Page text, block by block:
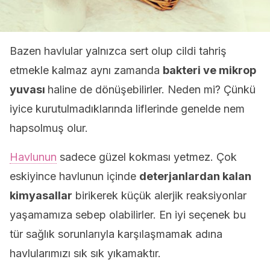
Bazen havlular yalnızca sert olup cildi tahriş
etmekle kalmaz aynı zamanda bakteri ve mikrop
yuvası haline de dönüşebilirler. Neden mi? Çünkü
iyice kurutulmadıklarında liflerinde genelde nem
hapsolmuş olur.
Havlunun sadece güzel kokması yetmez. Çok
eskiyince havlunun içinde deterjanlardan kalan
kimyasallar birikerek küçük alerjik reaksiyonlar
yaşamamıza sebep olabilirler. En iyi seçenek bu
tür sağlık sorunlarıyla karşılaşmamak adına
havlularımızı sık sık yıkamaktır.